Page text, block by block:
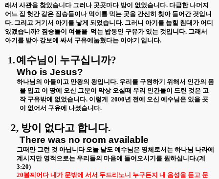
래서 사관을 찾았습니다 그러나 곳곳마다 방이 없었습니다. 다급한 나머지
어느 집 헛간 같은 짐승들이나 먹이를 먹는 곳을 간신히 찾아 들어간 것입니
다. 그리고 거기서 아기를 낳게 되었습니다. 그러니 아기를 눕힐 침대가 어디
있겠습니까? 짐승들이 여물을 먹는 밥통인 구유가 있는 것입니다. 그래서
아기를 받아 강보에 싸서 구유에눕혔다는 이야기 입니다.
1.예수님이 누구십니까?
Who is Jesus?
하나님의 아들이고 만왕의 왕입니다. 우리를 구원하기 위해서 인간의 몸
을 입고 이 땅에 오신 그분이 막상 오실때 우리 인간들이 드린 것은 고
작 구유밖에 없었습니다. 이렇게 2000년 전에 오신 예수님은 있을 곳
이 없어서 구유에 나셨습니다.
2, 방이 없다고 합니다.
There was no room available
그때만 그런 것 아닙니다 오늘 날도 예수님은 영체로서는 하나님 나라에
계시지만 영적으로는 우리들의 마음에 들어오시기를 원하십니다.(계
3:20)
20볼찌어다 내가 문밖에 서서 두드리노니 누구든지 내 음성을 듣고 문